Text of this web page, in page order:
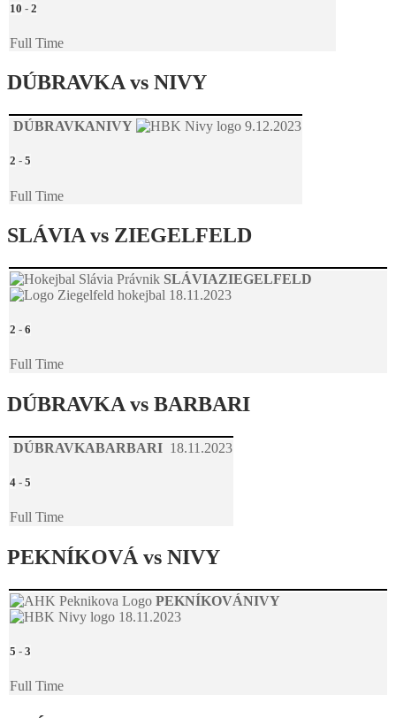
10 - 2
Full Time
DÚBRAVKA vs NIVY
DÚBRAVKANIVY 9.12.2023
2 - 5
Full Time
SLÁVIA vs ZIEGELFELD
SLÁVIAZIEGELFELD
18.11.2023
2 - 6
Full Time
DÚBRAVKA vs BARBARI
DÚBRAVKABARBARI 18.11.2023
4 - 5
Full Time
PEKNÍKOVÁ vs NIVY
PEKNÍKOVÁNIVY
18.11.2023
5 - 3
Full Time